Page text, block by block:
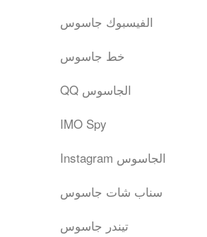
الفيسبوك جاسوس
خط جاسوس
QQ الجاسوس
IMO Spy
Instagram الجاسوس
سناب شات جاسوس
تيندر جاسوس